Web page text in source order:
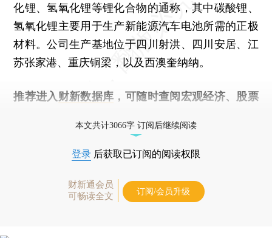
化锂、氢氧化锂等锂化合物的通称，其中碳酸锂、
氢氧化锂主要用于生产新能源汽车电池所需的正极
材料。公司生产基地位于四川射洪、四川安居、江
苏张家港、重庆铜梁，以及西澳奎纳纳。
推荐进入 财新数据库 ，可随时查阅宏观经济、股票
本文共计3066字 订阅后继续阅读
登录 后获取已订阅的阅读权限
财新通会员
可畅读全文
订阅/会员升级